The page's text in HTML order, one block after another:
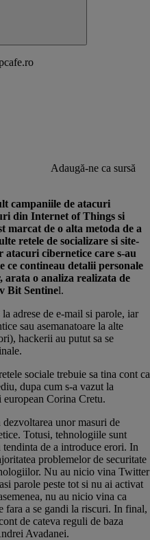
Adaugă-ne ca sursă
campaniile de atacuri
din Internet of Things si
marcat de o alta metoda de a
retele de socializare si site-
cibernetice care s-au
ce contineau detalii personale
o analiza realizata de
Bit Sentinel.
adrese de e-mail si parole, iar
sau asemanatoare la alte
hackerii au putut sa se
sociale trebuie sa tina cont ca
dupa cum s-a vazut la
Corina Cretu.
unor masuri de
Totusi, tehnologiile sunt
de a introduce erori. In
problemelor de securitate
Nu au nicio vina Twitter
parole peste tot si nu ai activat
nu au nicio vina ca
a se gandi la riscuri. In final,
de cateva reguli de baza
Avadanei.